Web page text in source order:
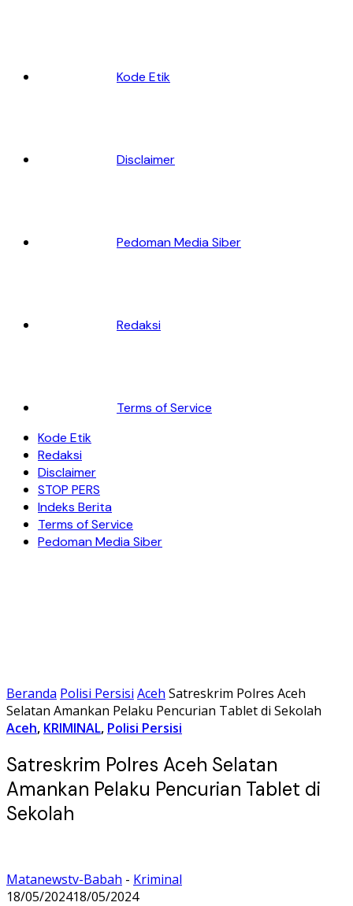
Kode Etik
Disclaimer
Pedoman Media Siber
Redaksi
Terms of Service
Kode Etik
Redaksi
Disclaimer
STOP PERS
Indeks Berita
Terms of Service
Pedoman Media Siber
Beranda Polisi Persisi Aceh Satreskrim Polres Aceh
Selatan Amankan Pelaku Pencurian Tablet di Sekolah
Aceh, KRIMINAL, Polisi Persisi
Satreskrim Polres Aceh Selatan
Amankan Pelaku Pencurian Tablet di
Sekolah
Matanewstv-Babah - Kriminal
18/05/202418/05/2024